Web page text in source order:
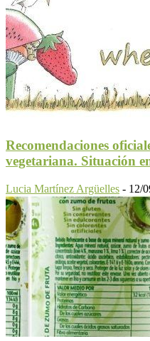
Recomendaciones
vegetariana. Situación
Lucia Martínez Argüelles - 12/